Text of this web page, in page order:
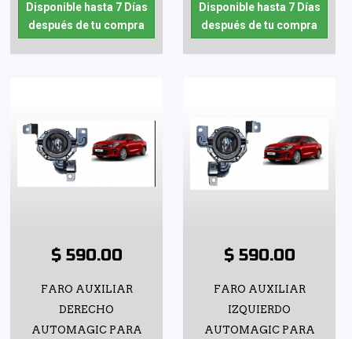
Disponible hasta 7 Días
después de tu compra
Disponible hasta 7 Días
después de tu compra
$ 590.00
FARO AUXILIAR
DERECHO
AUTOMAGIC PARA
$ 590.00
FARO AUXILIAR
IZQUIERDO
AUTOMAGIC PARA